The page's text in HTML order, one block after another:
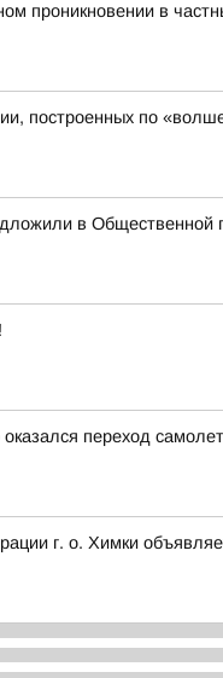
проникновении в
построенных по
в Общественной
переход
г. о. Химки